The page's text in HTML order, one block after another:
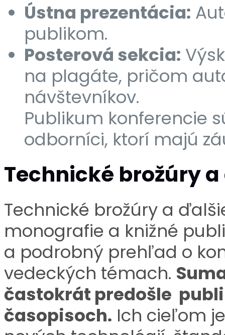
Ústna prezentácia:
publikom.
Posterová sekcia:
na plagáte, pričom
návštevníkov.
Publikum konferencie
odborníci, ktorí majú
Technické brožúry
Technické brožúry a
monografie a knižné
a podrobný prehľad o
vedeckých témach.
častokrát predošle
časopisoch. Ich cieľom